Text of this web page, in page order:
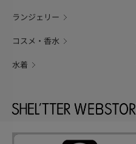
ランジェリー
コスメ・香水
水着